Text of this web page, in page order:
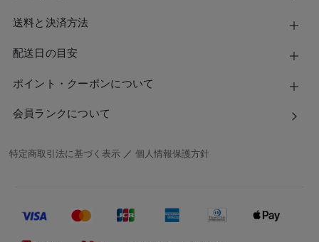
送料と決済方法
配送日の目安
ポイント・クーポンについて
会員ランクについて
特定商取引法に基づく表示 ／個人情報保護方針